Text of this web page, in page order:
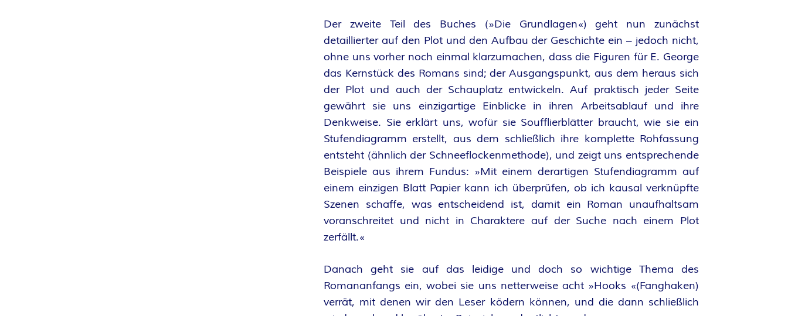
E
I
S
Der zweite Teil des Buches (»Die Grundlagen«) geht nun zunächst
detaillierter auf den Plot und den Aufbau der Geschichte ein – jedoch nicht,
ohne uns vorher noch einmal klarzumachen, dass die Figuren für E. George
das Kernstück des Romans sind; der Ausgangspunkt, aus dem heraus sich
der Plot und auch der Schauplatz entwickeln. Auf praktisch jeder Seite
gewährt sie uns einzigartige Einblicke in ihren Arbeitsablauf und ihre
Denkweise. Sie erklärt uns, wofür sie Soufflierblätter braucht, wie sie ein
Stufendiagramm erstellt, aus dem schließlich ihre komplette Rohfassung
entsteht (ähnlich der Schneeflockenmethode), und zeigt uns entsprechende
Beispiele aus ihrem Fundus: »Mit einem derartigen Stufendiagramm auf
einem einzigen Blatt Papier kann ich überprüfen, ob ich kausal verknüpfte
Szenen schaffe, was entscheidend ist, damit ein Roman unaufhaltsam
voranschreitet und nicht in Charaktere auf der Suche nach einem Plot
zerfällt.«
Danach geht sie auf das leidige und doch so wichtige Thema des
Romananfangs ein, wobei sie uns netterweise acht »Hooks «(Fanghaken)
verrät, mit denen wir den Leser ködern können, und die dann schließlich